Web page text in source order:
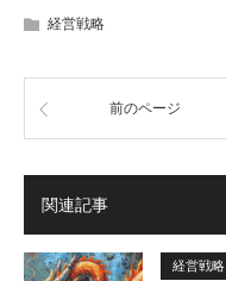
経営戦略
前のページ
関連記事
経営戦略